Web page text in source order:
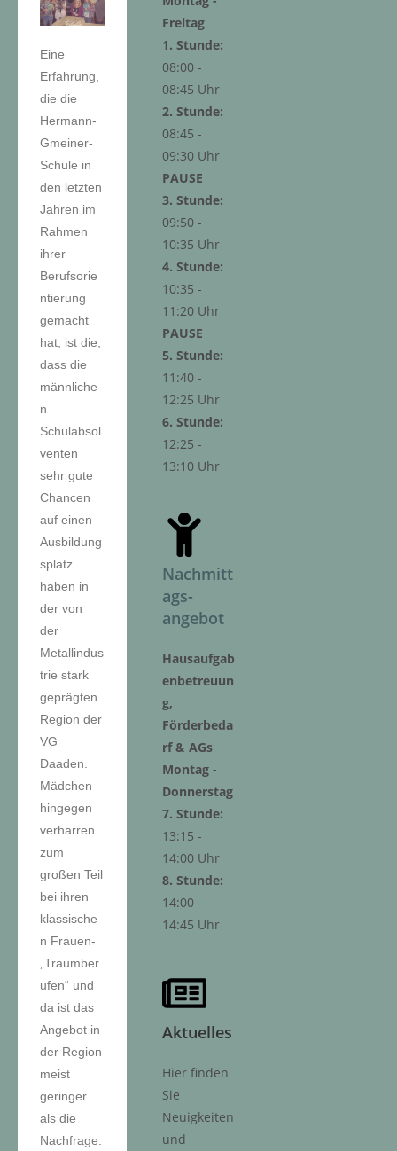
Freitag
1. Stunde:
08:00 -
08:45 Uhr
2. Stunde:
08:45 -
09:30 Uhr
PAUSE
3. Stunde:
09:50 -
10:35 Uhr
4. Stunde:
10:35 -
11:20 Uhr
PAUSE
5. Stunde:
11:40 -
12:25 Uhr
6. Stunde:
12:25 -
13:10 Uhr
Nachmitt
ags-
angebot
Hausaufgab
enbetreuun
g,
Förderbeda
rf & AGs
Montag -
Donnerstag
7. Stunde:
13:15 -
14:00 Uhr
8. Stunde:
14:00 -
14:45 Uhr
Aktuelles
Hier finden
Sie
Neuigkeiten
und
Eine
Erfahrung,
die die
Hermann-
Gmeiner-
Schule in
den letzten
Jahren im
Rahmen
ihrer
Berufsorie
ntierung
gemacht
hat, ist die,
dass die
männliche
n
Schulabsol
venten
sehr gute
Chancen
auf einen
Ausbildung
splatz
haben in
der von
der
Metallindus
trie stark
geprägten
Region der
VG
Daaden.
Mädchen
hingegen
verharren
zum
großen Teil
bei ihren
klassische
n Frauen-
„Traumber
ufen“ und
da ist das
Angebot in
der Region
meist
geringer
als die
Nachfrage.